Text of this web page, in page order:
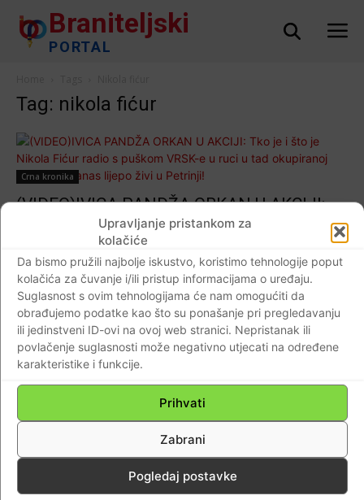
Upravljanje pristankom za
kolačiće
Da bismo pružili najbolje iskustvo, koristimo tehnologije poput
kolačića za čuvanje i/ili pristup informacijama o uređaju.
Suglasnost s ovim tehnologijama će nam omogućiti da
obrađujemo podatke kao što su ponašanje pri pregledavanju
ili jedinstveni ID-ovi na ovoj web stranici. Nepristanak ili
povlačenje suglasnosti može negativno utjecati na određene
karakteristike i funkcije.
Prihvati
Zabrani
Pogledaj postavke
Braniteljski
PORTAL
Tag: nikola fićur
Crna kronika
(VIDEO)IVICA PANDŽA ORKAN U AKCIJI:
Tko je i što je Nikola Fićur radio s puškom
VRSK-e u ruci u tad okupiranoj Petrinji?…
Danas lijepo živi u Petrinji!
Braniteljski portal - 28.10.2018
Impressum Kontaktirajte nas
© Newspaper WordPress Theme by TagDiv